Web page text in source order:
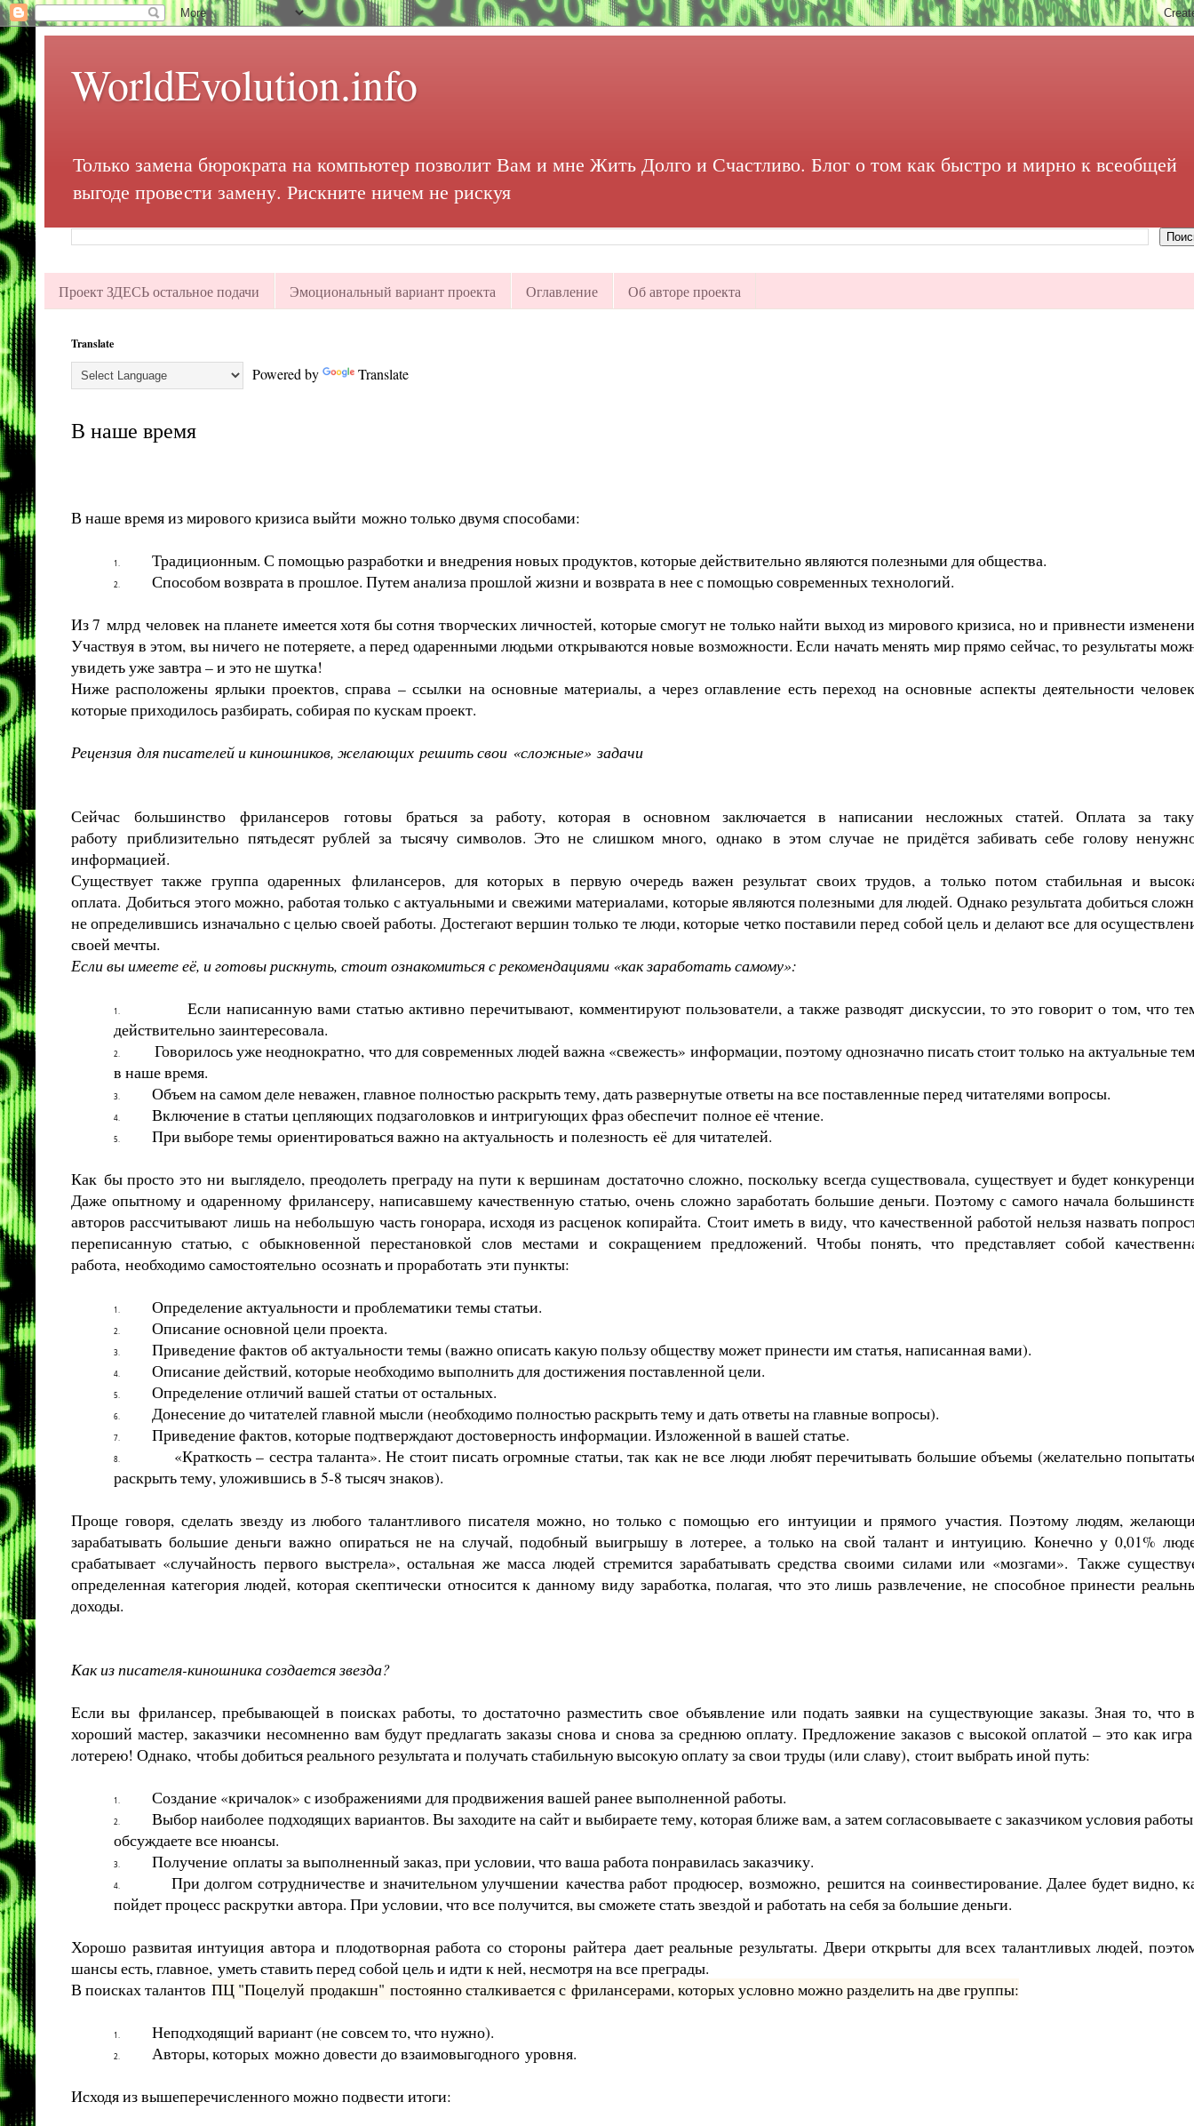
WorldEvolution.info
Только замена бюрократа на компьютер позволит Вам и мне Жить Долго и Счастливо. Блог о том как быстро и мирно к всеобщей
выгоде провести замену. Рискните ничем не рискуя
Проект ЗДЕСЬ остальное подачи Эмоциональный вариант проекта Оглавление Об авторе проекта
Translate
Powered by Translate
В наше время
В наше время из мирового кризиса выйти можно только двумя способами:
1. Традиционным. С помощью разработки и внедрения новых продуктов, которые действительно являются полезными для общества.
2.
Способом возврата в прошлое. Путем анализа прошлой жизни и возврата в нее с помощью современных технологий.
Из 7 млрд человек на планете имеется хотя бы сотня творческих личностей, которые смогут не только найти выход из мирового кризиса, но и привнести
Участвуя в этом, вы ничего не потеряете, а перед одаренными людьми открываются новые возможности. Если начать менять мир прямо сейчас, то результаты
увидеть уже завтра – и это не шутка!
Ниже расположены ярлыки проектов, справа – ссылки на основные материалы, а через оглавление есть переход на основные аспекты деятельности
которые приходилось разбирать, собирая по кускам проект.
Рецензия для писателей и киношников, желающих решить свои «сложные» задачи
Сейчас большинство фрилансеров готовы
браться за работу, которая в основном заключается в написании несложных статей. Оплата за
работу приблизительно пятьдесят рублей за тысячу символов. Это не слишком много, однако в этом случае не придётся забивать себе голову
информацией.
Существует также группа одаренных флилансеров, для которых в первую очередь важен результат своих трудов, а только потом стабильная и
оплата. Добиться этого можно, работая только с актуальными и свежими материалами, которые являются полезными для людей. Однако результата добиться
не определившись изначально с целью своей работы. Достегают вершин только те люди, которые четко поставили перед собой цель и делают все для
своей мечты.
Если вы имеете её, и готовы рискнуть, стоит ознакомиться с рекомендациями «как заработать самому»:
1.
Если написанную вами статью активно перечитывают, комментируют пользователи, а также разводят дискуссии, то это говорит о том, что
действительно заинтересовала.
2.
Говорилось уже неоднократно, что для современных людей важна «свежесть» информации, поэтому однозначно писать стоит только на актуальные
в наше время.
3. Объем на самом деле неважен, главное полностью раскрыть тему, дать развернутые ответы на все поставленные перед читателями вопросы.
4. Включение в статьи цепляющих подзаголовков и интригующих фраз обеспечит полное её чтение.
5. При выборе темы ориентироваться важно на актуальность и полезность её для читателей.
Как бы просто это ни выглядело, преодолеть преграду на пути к вершинам достаточно сложно, поскольку всегда существовала, существует и будет
Даже опытному и одаренному фрилансеру, написавшему качественную статью, очень сложно заработать большие деньги. Поэтому с самого начала
авторов рассчитывают лишь на небольшую часть гонорара, исходя из расценок копирайта. Стоит иметь в виду, что качественной работой нельзя назвать
переписанную статью, с обыкновенной перестановкой слов местами и сокращением предложений. Чтобы понять, что представляет собой
работа, необходимо самостоятельно осознать и проработать эти пункты:
1. Определение актуальности и проблематики темы статьи.
2. Описание основной цели проекта.
3. Приведение фактов об актуальности темы (важно описать какую пользу обществу может принести им статья, написанная вами).
4. Описание действий, которые необходимо выполнить для достижения поставленной цели.
5. Определение отличий вашей статьи от остальных.
6. Донесение до читателей главной мысли (необходимо полностью раскрыть тему и дать ответы на главные вопросы).
7. Приведение фактов, которые подтверждают достоверность информации. Изложенной в вашей статье.
8.
«Краткость – сестра таланта». Не стоит писать огромные статьи, так как не все люди любят перечитывать большие объемы (желательно
раскрыть тему, уложившись в 5-8 тысяч знаков).
Проще говоря, сделать звезду из любого талантливого писателя можно, но только с помощью его интуиции и прямого участия. Поэтому людям,
зарабатывать большие деньги важно опираться не на случай, подобный выигрышу в лотерее, а только на свой талант и интуицию. Конечно у 0,01%
срабатывает «случайность первого выстрела», остальная же масса людей стремится зарабатывать средства своими силами или «мозгами». Также
определенная категория людей, которая скептически относится к данному виду заработка, полагая, что это лишь развлечение, не способное принести
доходы.
Как из писателя-киношника создается звезда?
Если вы фрилансер, пребывающей в поисках работы, то достаточно разместить свое объявление или подать заявки на существующие заказы. Зная то, что
хороший мастер, заказчики несомненно вам будут предлагать заказы снова и снова за среднюю оплату. Предложение заказов с высокой оплатой – это как
лотерею! Однако, чтобы добиться реального результата и получать стабильную высокую оплату за свои труды (или славу), стоит выбрать иной путь:
1. Создание «кричалок» с изображениями для продвижения вашей ранее выполненной работы.
2.
Выбор наиболее подходящих вариантов. Вы заходите на сайт и выбираете тему, которая ближе вам, а затем согласовываете с заказчиком условия
обсуждаете все нюансы.
3. Получение оплаты за выполненный заказ, при условии, что ваша работа понравилась заказчику.
4. При долгом сотрудничестве и значительном улучшении качества работ продюсер, возможно, решится на соинвестирование. Далее будет видно,
пойдет процесс раскрутки автора. При условии, что все получится, вы сможете стать звездой и работать на себя за большие деньги.
Хорошо развитая интуиция автора и плодотворная работа со стороны райтера дает реальные результаты. Двери открыты для всех талантливых людей,
шансы есть, главное, уметь ставить перед собой цель и идти к ней, несмотря на все преграды.
В поисках талантов ПЦ "Поцелуй продакшн" постоянно сталкивается с фрилансерами, которых условно можно разделить на две группы:
1. Неподходящий вариант (не совсем то, что нужно).
2. Авторы, которых можно довести до взаимовыгодного уровня.
Исходя из вышеперечисленного можно подвести итоги: